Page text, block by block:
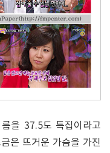
을 37.5도 특집이라고
은 뜨거운 가슴을 가진